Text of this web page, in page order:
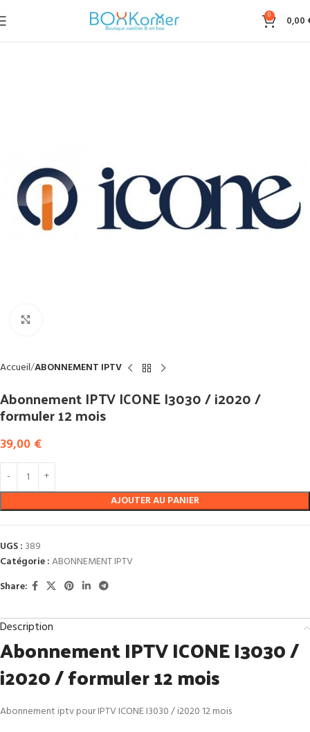
0 0,00
Accueil ABONNEMENT IPTV
Abonnement IPTV ICONE I3030 / i2020 /
formuler 12 mois
39,00 €
AJOUTER AU PANIER
UGS : 389
Catégorie :ABONNEMENT IPTV
Share:
Description
Abonnement IPTV ICONE I3030 /
i2020 / formuler 12 mois
Abonnement iptv pour IPTV ICONE I3030 / i2020 12 mois